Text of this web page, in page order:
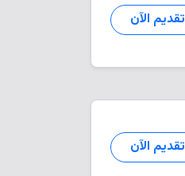
تقديم الآن
تقديم الآن